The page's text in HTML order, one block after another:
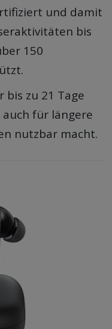
und damit
bis
150
bis zu 21 Tage
für längere
nutzbar macht.